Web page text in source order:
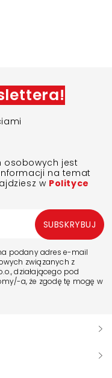
osobowych jest
na temat
w Polityce
podany adres e-mail
związanych z
działającego pod
a, że zgodę tę mogę w
SUBSKRYBUJ